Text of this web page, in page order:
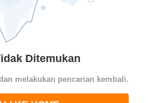
Ditemukan
melakukan pencarian kembali.